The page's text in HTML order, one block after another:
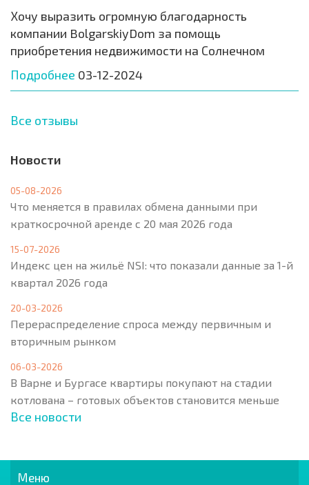
Хочу выразить огромную благодарность
компании BolgarskiyDom за помощь
приобретения недвижимости на Солнечном
Подробнее 03-12-2024
Все отзывы
Новости
05-08-2026
Что меняется в правилах обмена данными при
краткосрочной аренде с 20 мая 2026 года
15-07-2026
Индекс цен на жильё NSI: что показали данные за 1-й
квартал 2026 года
20-03-2026
Перераспределение спроса между первичным и
вторичным рынком
06-03-2026
В Варне и Бургасе квартиры покупают на стадии
котлована – готовых объектов становится меньше
Все новости
Меню